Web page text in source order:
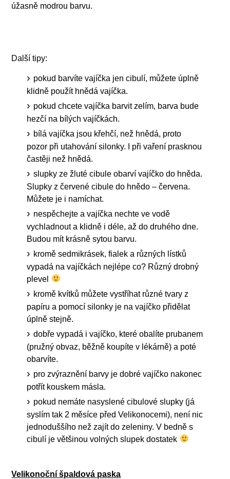
úžasně modrou barvu.
Další tipy:
pokud barvíte vajíčka jen cibulí, můžete úplně
klidně použít hnědá vajíčka.
pokud chcete vajíčka barvit zelím, barva bude
hezčí na bílých vajíčkách.
bílá vajíčka jsou křehčí, než hnědá, proto
pozor při utahování silonky. I při vaření prasknou
častěji než hnědá.
slupky ze žluté cibule obarví vajíčko do hněda.
Slupky z červené cibule do hnědo – červena.
Můžete je i namíchat.
nespěchejte a vajíčka nechte ve vodě
vychladnout a klidně i déle, až do druhého dne.
Budou mít krásně sytou barvu.
kromě sedmikrásek, fialek a různých lístků
vypadá na vajíčkách nejlépe co? Různý drobný
plevel
kromě kvítků můžete vystříhat různé tvary z
papíru a pomocí silonky je na vajíčko přidělat
úplně stejně.
dobře vypadá i vajíčko, které obalíte prubanem
(pružný obvaz, běžně koupíte v lékárně) a poté
obarvíte.
pro zvýraznění barvy je dobré vajíčko nakonec
potřít kouskem másla.
pokud nemáte nasyslené cibulové slupky (já
syslím tak 2 měsíce před Velikonocemi), není nic
jednoduššího než zajít do zeleniny. V bedně s
cibulí je většinou volných slupek dostatek
Velikonoční špaldová paska